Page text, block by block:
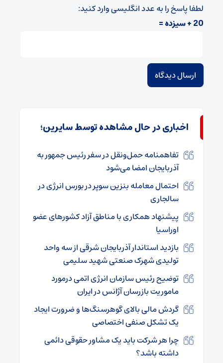
لطفا پاسخ را به عدد انگلیسی وارد کنید:
20 + سیزده =
اخباری در حال مشاهده توسط سایرین؛
تفاهمنامه حمل‌ونقل در سفر رئیس جمهور به
آذربایجان امضا می‌شود
احتمال معامله بنزین سوپر در بورس انرژی در
سالجاری
پیشنهاد همکاری با مناطق آزاد کشورهای عضو
اوراسیا
بازدید استاندار آذربایجان شرقی از سه واحد
تولیدی شهرک صنعتی شهید سلیمی
توضیح رئیس سازمان انرژی اتمی درمورد
ماموریت بازرسان آژانس در ایران
گردش مالی بالای گوهرسنگ‌ها و ضرورت ایجاد
یک تشکل صنفی اختصاصی
چرا هر شرکت باید یک مشاور حقوقی دائمی
داشته باشد؟